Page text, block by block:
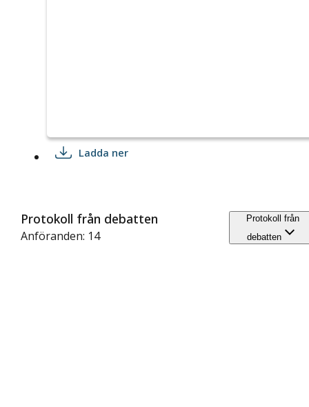
Ladda ner
Protokoll från debatten
Anföranden: 14
Protokoll från
debatten